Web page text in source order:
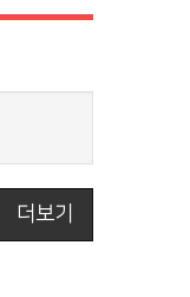
더보기